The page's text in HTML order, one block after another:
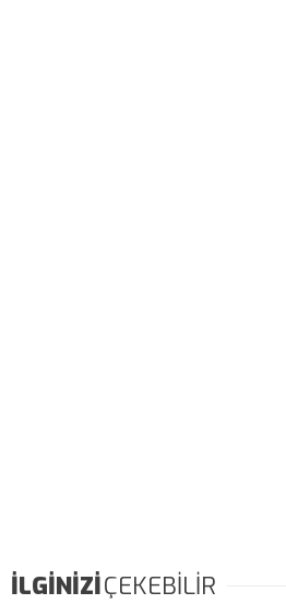
İLGİNİZİÇEKEBİLİR